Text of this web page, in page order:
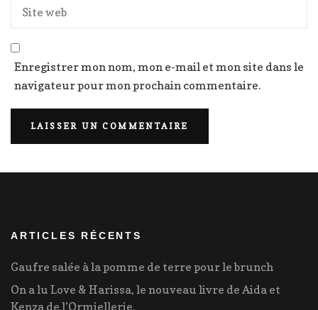
Enregistrer mon nom, mon e-mail et mon site dans le
navigateur pour mon prochain commentaire.
ARTICLES RÉCENTS
Gaufre salée à la pomme de terre pour le brunch
On a lu Love & Harissa, le nouveau livre de Aida et
Kenza de l’Ormiellerie.